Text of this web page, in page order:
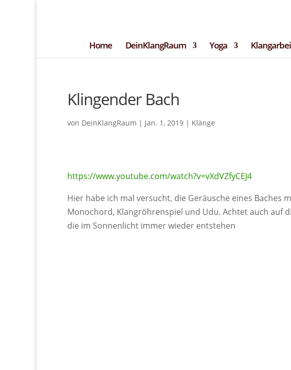
Home DeinKlangRaum Yoga
Klingender Bach
von DeinKlangRaum | Jan. 1, 2019 | Klänge
https://www.youtube.com/watch?v=vXdVZfyCEJ4
Hier habe ich mal versucht, die Geräusche eines Baches
Monochord, Klangröhrenspiel und Udu. Achtet auch auf
die im Sonnenlicht immer wieder entstehen